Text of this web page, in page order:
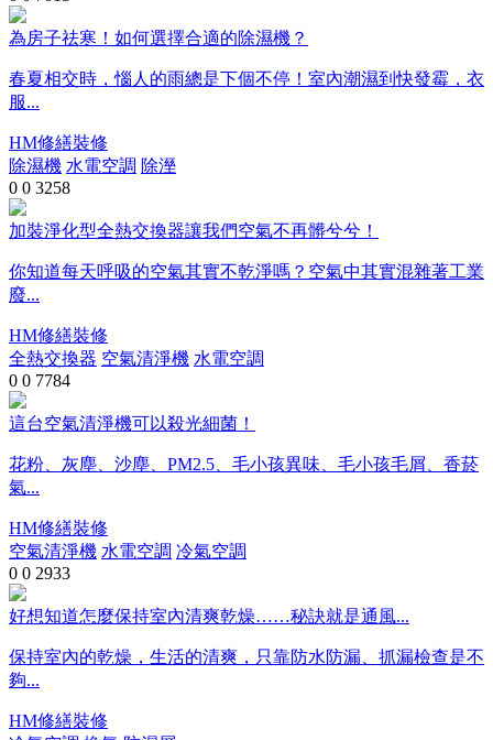
為房子祛寒！如何選擇合適的除濕機？
春夏相交時，惱人的雨總是下個不停！室內潮濕到快發霉，衣
服...
HM修繕裝修
除濕機 水電空調 除溼
0 0 3258
加裝淨化型全熱交換器讓我們空氣不再髒兮兮！
你知道每天呼吸的空氣其實不乾淨嗎？空氣中其實混雜著工業
廢...
HM修繕裝修
全熱交換器 空氣清淨機 水電空調
0 0 7784
這台空氣清淨機可以殺光細菌！
花粉、灰塵、沙塵、PM2.5、毛小孩異味、毛小孩毛屑、香菸
氣...
HM修繕裝修
空氣清淨機 水電空調 冷氣空調
0 0 2933
好想知道怎麼保持室內清爽乾燥……秘訣就是通風...
保持室內的乾燥，生活的清爽，只靠防水防漏、抓漏檢查是不
夠...
HM修繕裝修